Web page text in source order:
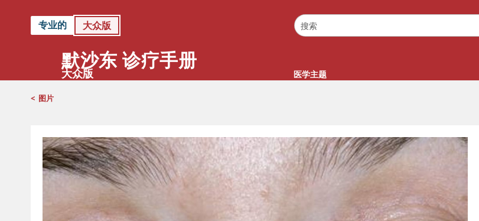
专业的 大众版
默沙东 诊疗手册
大众版 医学主题
< 图片